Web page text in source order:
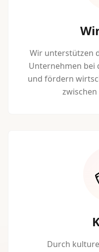
Wir unterstützen
Unternehmen bei
und fördern
Durch